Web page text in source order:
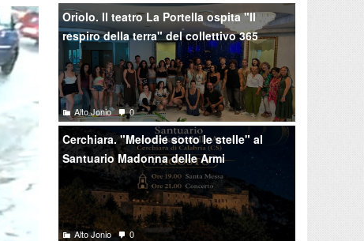
Oriolo. Il teatro La Portella ospita "Il
respiro della terra" del collettivo 365
Alto Jonio 0
Cerchiara. "Melodie sotto le stelle" al
Santuario Madonna delle Armi
Alto Jonio 0